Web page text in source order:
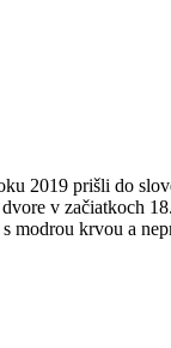
2019 prišli do
v začiatkoch
modrou krvou a